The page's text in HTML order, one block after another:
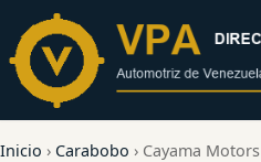
contenido
Inicio › Carabobo › Cayama Motors